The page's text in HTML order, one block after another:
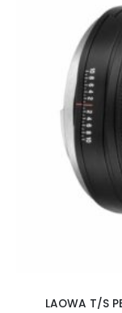
LAOWA T/S